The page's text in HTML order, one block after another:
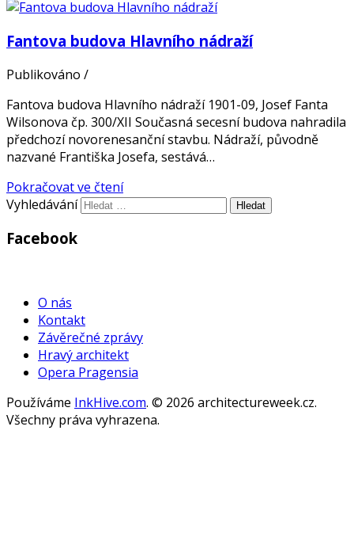
Fantova budova Hlavního nádraží
Publikováno /
Fantova budova Hlavního nádraží 1901-09, Josef Fanta
Wilsonova čp. 300/XII Současná secesní budova nahradila
předchozí novorenesanční stavbu. Nádraží, původně
nazvané Františka Josefa, sestává…
Pokračovat ve čtení
Vyhledávání
Facebook
O nás
Kontakt
Závěrečné zprávy
Hravý architekt
Opera Pragensia
Používáme InkHive.com. © 2026 architectureweek.cz.
Všechny práva vyhrazena.